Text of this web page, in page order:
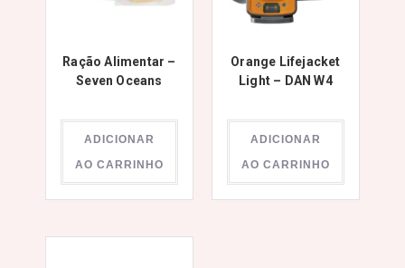
Ração Alimentar –
Seven Oceans
ADICIONAR
AO CARRINHO
Orange Lifejacket
Light – DAN W4
ADICIONAR
AO CARRINHO